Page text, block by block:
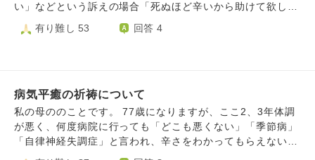
ではと色々口出ししてしまいます。夫は一度、娘の行動は回
を具体的に伝えてもらうことにして、その後娘は少し過ごし
やすくなったようです。 娘自身がきっと何とかできると信
じて、見守るのに徹するにはどうしたら良いでしょうか。何
も言わずに見守るのは案外難しいです。
た為、欠勤が1か月ほどになり、欠勤過多で次の更新はしな
果、6月末までは、そこの企業に籍を置かせて貰い、7月から
ですんでいたのですが、朝の起床困難も出現し始めたので
す。 昨日は、天気が悪く低気圧が原因なのかなと思い特に
気にしてなかったのですが、今朝になっても朝起床するには
眠気が酷い身体が怠い等の症状に苛まれ、結局起きられたの
い」などという訴えの場合「死ぬほど辛いから助けて欲し
い」という言葉の裏返しと受け取っているので、受容・共
感・傾聴すれば自然と解決したりします。 時には半日程
ん障害が酷くなってきている」とか「体調が日に日に悪くな
る」という相談をされても「辛いですよね。」とか「気分を
変える為に外に出てみたらどうですか？」という様なありき
たりの声掛けしか出来ません。 時には「何か自分が悪い事
有り難し 53 回答 4
病気平癒の祈祷について
私の母ののことです。 77歳になりますが、ここ2、3年体調
が悪く、何度病院に行っても「どこも悪くない」「季節病」
「自律神経失調症」と言われ、辛さをわかってもらえないこ
とや、いつまでもスッキリしないことに悩んでおります。最